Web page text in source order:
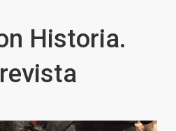
Historia.